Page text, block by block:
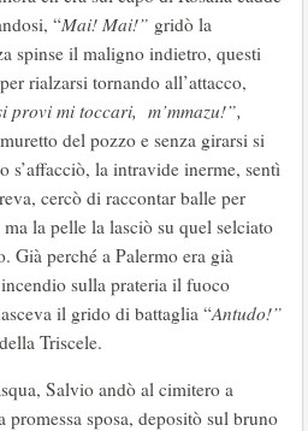
“Mai! Mai!” gridò la
spinse il maligno indietro, questi
rialzarsi tornando all’attacco,
provi mi toccari, m’mmazu!”,
del pozzo e senza girarsi si
s’affacciò, la intravide inerme, sentì
cercò di raccontar balle per
la pelle la lasciò su quel selciato
Già perché a Palermo era già
sulla prateria il fuoco
il grido di battaglia “Antudo!”
Triscele.
Salvio andò al cimitero a
promessa sposa, depositò sul bruno